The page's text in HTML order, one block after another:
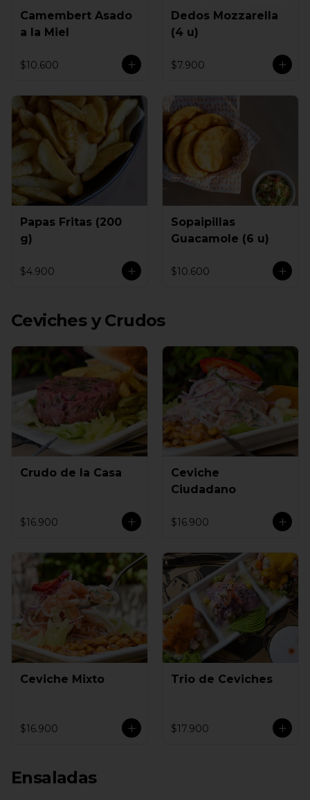
Camembert Asado
a la Miel
$10.600
Dedos Mozzarella
(4 u)
$7.900
Papas Fritas (200
g)
$4.900
Sopaipillas
Guacamole (6 u)
$10.600
Ceviches y Crudos
Crudo de la Casa
$16.900
Ceviche
Ciudadano
$16.900
Ceviche Mixto
$16.900
Trio de Ceviches
$17.900
Ensaladas